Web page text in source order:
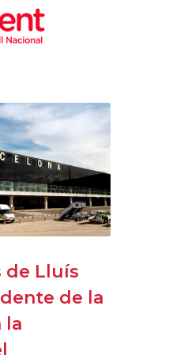
de Lluís
de la
la